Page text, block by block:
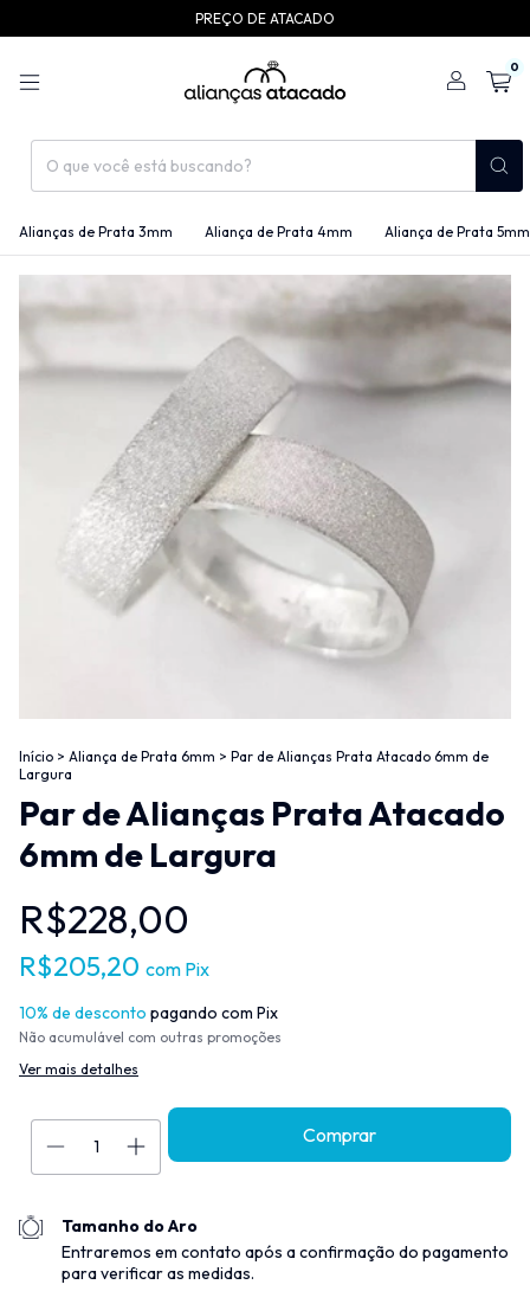
PREÇO DE ATACADO
0
Alianças de Prata 3mm Aliança de Prata 4mm Aliança de Prata 5mm
Início > Aliança de Prata 6mm > Par de Alianças Prata Atacado 6mm de
Largura
Par de Alianças Prata Atacado
6mm de Largura
R$228,00
R$205,20 com Pix
10% de desconto pagando com Pix
Não acumulável com outras promoções
Ver mais detalhes
Tamanho do Aro
Entraremos em contato após a confirmação do pagamento
para verificar as medidas.